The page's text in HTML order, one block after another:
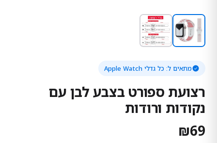
מתאים ל: כל גדלי Apple Watch
רצועת ספורט בצבע לבן עם
נקודות ורודות
₪69